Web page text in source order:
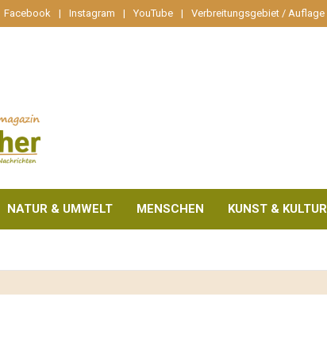
Facebook Instagram YouTube Verbreitungsgebiet / Auflage
NATUR & UMWELT MENSCHEN KUNST & KULTUR